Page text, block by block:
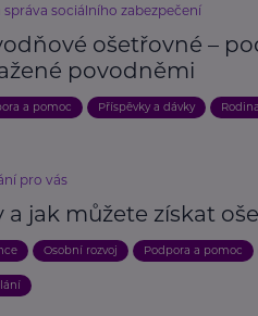
správa sociálního zabezpečení
ošetřovné –
povodněmi
a pomoc Příspěvky a dávky Rodina
pro vás
a jak můžete získat
Osobní rozvoj Podpora a pomoc